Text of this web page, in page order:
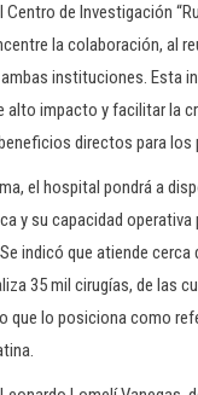
de Investigación
la colaboración, al
instituciones. Esta
alto impacto y facilitar la
directos para los
el hospital pondrá a
y su capacidad
indicó que atiende cerca
35 mil cirugías, de las
que lo posiciona como